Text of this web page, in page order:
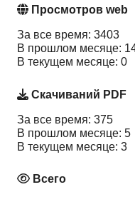
Просмотров web
За все время: 3403
В прошлом месяце:
В текущем месяце: 0
Скачиваний PDF
За все время: 375
В прошлом месяце: 5
В текущем месяце: 3
Всего